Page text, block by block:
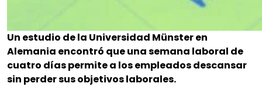
Un estudio de la Universidad Münster en
Alemania encontró que una semana laboral de
cuatro días permite a los empleados descansar
sin perder sus objetivos laborales.